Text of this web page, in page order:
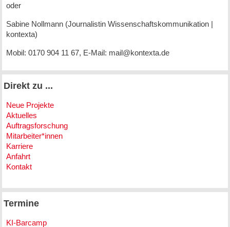
oder
Sabine Nollmann (Journalistin Wissenschaftskommunikation |
kontexta)
Mobil: 0170 904 11 67, E-Mail: mail@kontexta.de
Direkt zu ...
Neue Projekte
Aktuelles
Auftragsforschung
Mitarbeiter*innen
Karriere
Anfahrt
Kontakt
Termine
KI-Barcamp